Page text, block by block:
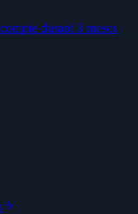
durant 3 mesos